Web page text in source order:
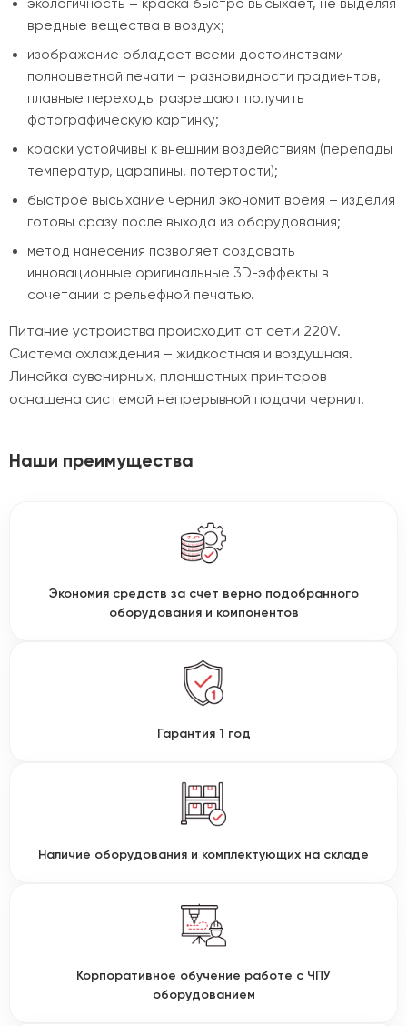
экологичность – краска быстро высыхает, не выделяя
вредные вещества в воздух;
изображение обладает всеми достоинствами
полноцветной печати – разновидности градиентов,
плавные переходы разрешают получить
фотографическую картинку;
краски устойчивы к внешним воздействиям (перепады
температур, царапины, потертости);
быстрое высыхание чернил экономит время – изделия
готовы сразу после выхода из оборудования;
метод нанесения позволяет создавать
инновационные оригинальные 3D-эффекты в
сочетании с рельефной печатью.
Питание устройства происходит от сети 220V.
Система охлаждения – жидкостная и воздушная.
Линейка сувенирных, планшетных принтеров
оснащена системой непрерывной подачи чернил.
Наши преимущества
Экономия средств за счет верно подобранного
оборудования и компонентов
Гарантия 1 год
Наличие оборудования и комплектующих на складе
Корпоративное обучение работе с ЧПУ
оборудованием